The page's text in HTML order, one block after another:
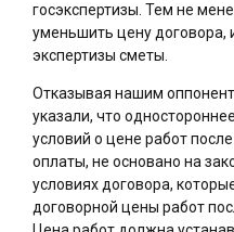
госэкспертизы. Тем не
уменьшить цену договора,
экспертизы сметы.
Отказывая нашим
указали, что
условий о цене работ
оплаты, не основано на
условиях договора,
договорной цены работ